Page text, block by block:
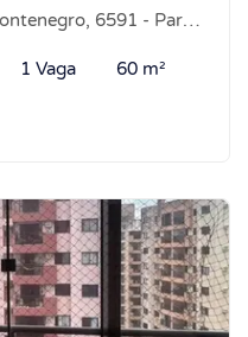
das Árvores, Parnamirim-RN
1 Vaga 60 m²